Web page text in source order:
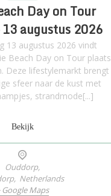
Day on Tour
augustus 2026
13 augustus 2026 vindt
Beach Day on Tour plaats
Deze lifestylemarkt brengt
sfeer naar de kust met
strandmode[...]
Bekijk
Ouddorp,
, Netherlands
Google Maps